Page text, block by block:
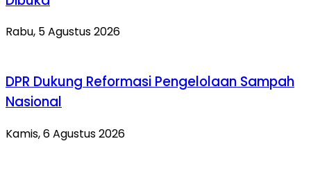
Rabu, 5 Agustus 2026
DPR Dukung Reformasi Pengelolaan Sampah
Nasional
Kamis, 6 Agustus 2026